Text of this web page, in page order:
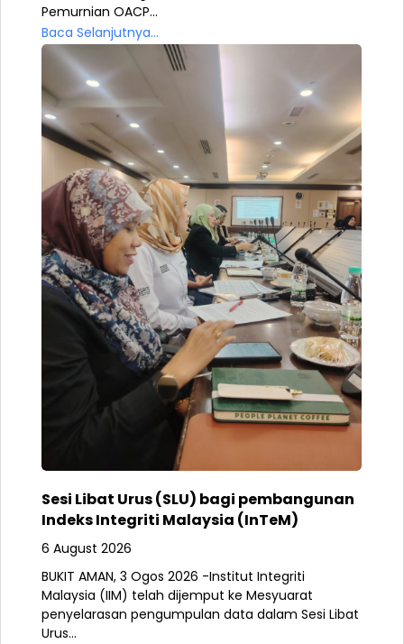
Pemurnian OACP...
Baca Selanjutnya...
Sesi Libat Urus (SLU) bagi pembangunan
Indeks Integriti Malaysia (InTeM)
6 August 2026
BUKIT AMAN, 3 Ogos 2026 -Institut Integriti
Malaysia (IIM) telah dijemput ke Mesyuarat
penyelarasan pengumpulan data dalam Sesi Libat
Urus...